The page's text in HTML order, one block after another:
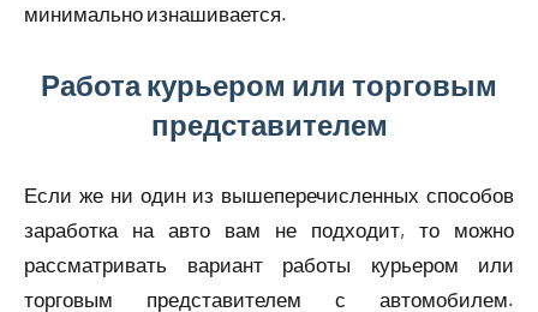
минимально изнашивается.
Работа курьером или торговым
представителем
Если же ни один из вышеперечисленных способов
заработка на авто вам не подходит, то можно
рассматривать вариант работы курьером или
торговым представителем с автомобилем.